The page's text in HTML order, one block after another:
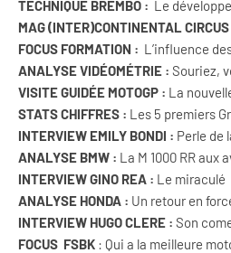
TECHNIQUE BREMBO : Le
MAG (INTER)CONTINENTAL
FOCUS FORMATION : L’influence
ANALYSE VIDÉOMÉTRIE : Souriez,
VISITE GUIDÉE MOTOGP : La
STATS CHIFFRES : Les 5 premiers
INTERVIEW EMILY BONDI : Perle de
ANALYSE BMW : La M 1000 RR aux
INTERVIEW GINO REA : Le miraculé
ANALYSE HONDA : Un retour en
INTERVIEW HUGO CLERE : Son
FOCUS FSBK : Qui a la meilleure